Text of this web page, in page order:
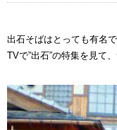
出石そばはとっても有名で
TVで”出石”の特集を見て